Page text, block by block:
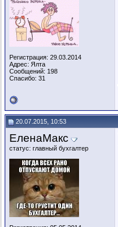
Регистрация: 29.03.2014
Адрес: Ялта
Сообщений: 198
Спасибо: 31
20.07.2015, 10:53
ЕленаМакс
статус: главный бухгалтер